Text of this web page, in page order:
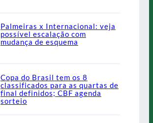
Palmeiras x Internacional: veja
possível escalação com
mudança de esquema
Copa do Brasil tem os 8
classificados para as quartas de
final definidos; CBF agenda
sorteio